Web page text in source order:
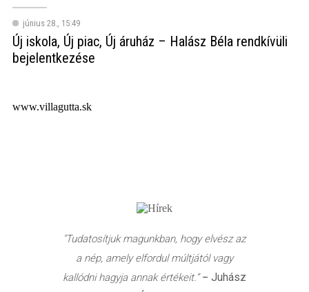
június 28., 15:49
Új iskola, Új piac, Új áruház – Halász Béla rendkívüli
bejelentkezése
www.villagutta.sk
"Tudatosítjuk magunkban, hogy elvész az
a nép, amely elfordul múltjától vagy
kallódni hagyja annak értékeit.”– Juhász